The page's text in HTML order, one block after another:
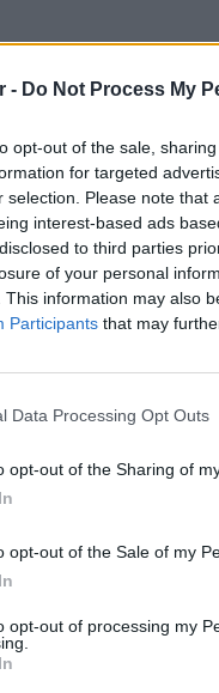
- Do Not Process My
opt-out of the sale,
for targeted
selection. Please note
interest-based ads
to third parties
of your personal
This information may also
Participants that may
Data Processing Opt Outs
opt-out of the Sharing of
opt-out of the Sale of my
opt-out of processing my
αεροδρόμιο της
της Interpol έλαβε
ΔΠΔ. Αυτή τη
αρχών» αναφέρει η
είχε
του,
υπάρχει τίποτα που
ΔΙΑΦΗΜΙΣΗ